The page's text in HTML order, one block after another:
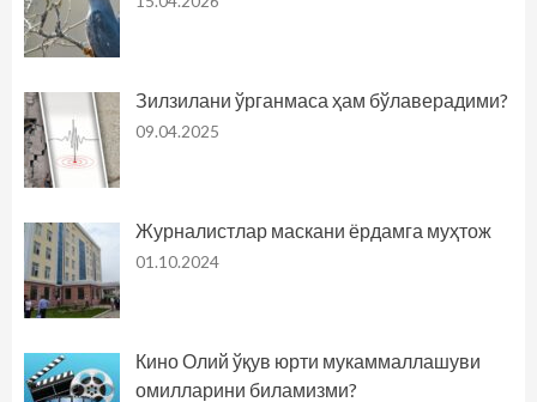
Зилзилани ўрганмаса ҳам бўлаверадими?
09.04.2025
Журналистлар маскани ёрдамга муҳтож
01.10.2024
Кино Олий ўқув юрти мукаммаллашуви
омилларини биламизми?